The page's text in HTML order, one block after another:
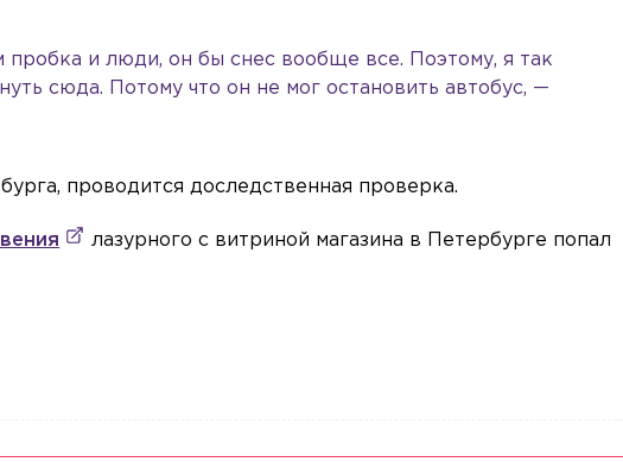
пробка и люди, он бы снес вообще все. Поэтому, я так
сюда. Потому что он не мог остановить автобус, —
проводится доследственная проверка.
лазурного с витриной магазина в Петербурге попал